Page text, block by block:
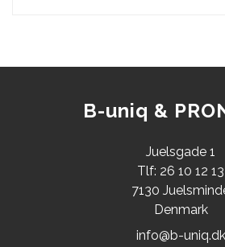
B-uniq &
Juelsgade 1
Tlf: 26 10 12 13
7130
Denmark
info@b-uniq.dk